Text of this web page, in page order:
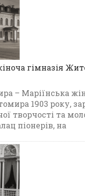
гімназія
– Маріїнська
1903 року,
творчості та
піонерів, на